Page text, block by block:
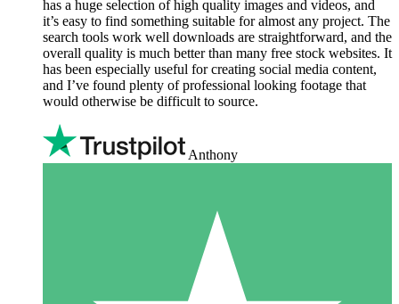
has a huge selection of high quality images and videos, and
it’s easy to find something suitable for almost any project. The
search tools work well downloads are straightforward, and the
overall quality is much better than many free stock websites. It
has been especially useful for creating social media content,
and I’ve found plenty of professional looking footage that
would otherwise be difficult to source.
Anthony